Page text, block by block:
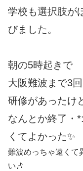
学校も選択肢が
びました。
朝の5時起きで
大阪難波まで3
研修があったけ
なんとか終了
くてよかった✨
難波めっちゃ遠くて
い🎶